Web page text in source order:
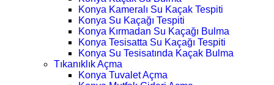
Konya Kameralı Su Kaçak Tespiti
Konya Su Kaçağı Tespiti
Konya Kırmadan Su Kaçağı Bulma
Konya Tesisatta Su Kaçağı Tespiti
Konya Su Tesisatında Kaçak Bulma
Tıkanıklık Açma
Konya Tuvalet Açma